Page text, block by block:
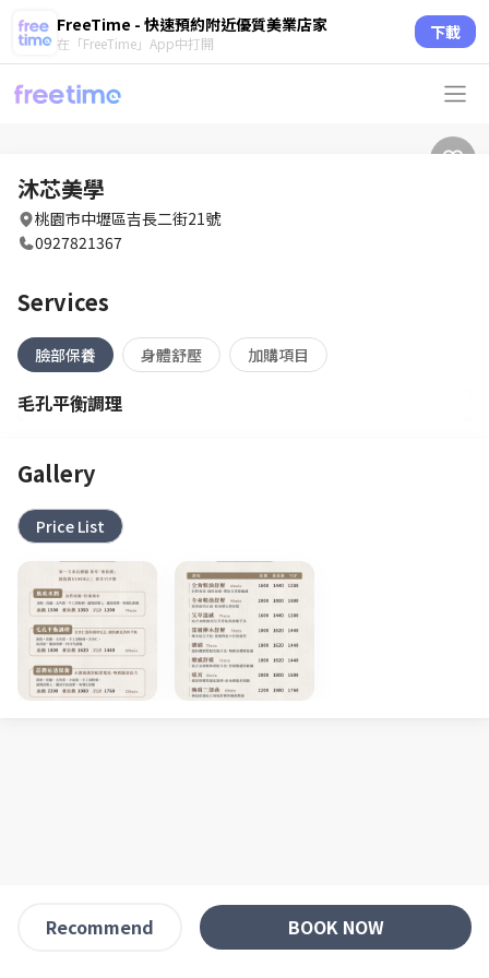
FreeTime - 快速預約附近優質美業店家
在「FreeTime」App中打開 下載
沐芯美學
桃園市中壢區吉長二街21號
0927821367
Services
臉部保養 身體舒壓 加購項目
毛孔平衡調理
Gallery
Price List
Recommend BOOK NOW